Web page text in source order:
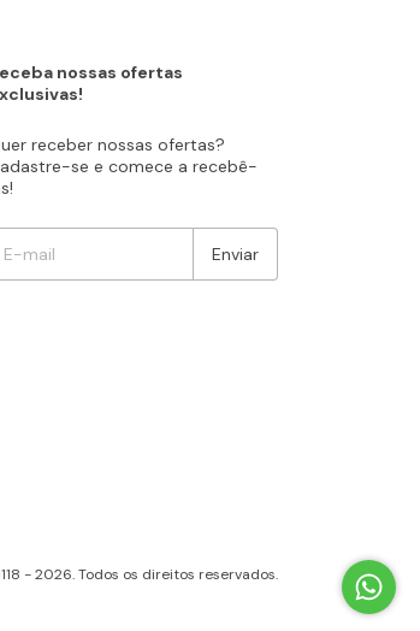
nossas ofertas
receber nossas ofertas?
se e comece a recebê-
- 2026. Todos os direitos reservados.